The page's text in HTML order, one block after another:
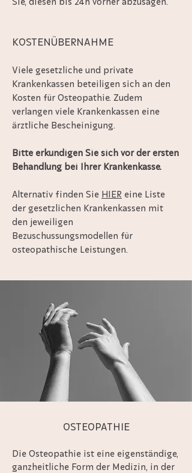
KOSTENÜBERNAHME
Viele gesetzliche und private
Krankenkassen beteiligen sich an den
Kosten für Osteopathie. Zudem
verlangen viele Krankenkassen eine
ärztliche Bescheinigung.
Bitte erkundigen Sie sich vor der ersten
Behandlung bei Ihrer Krankenkasse.
Alternativ finden Sie HIER eine Liste
der gesetzlichen Krankenkassen mit
den jeweiligen
Bezuschussungsmodellen für
osteopathische Leistungen.
OSTEOPATHIE
Die Osteopathie ist eine eigenständige,
ganzheitliche Form der Medizin, in der